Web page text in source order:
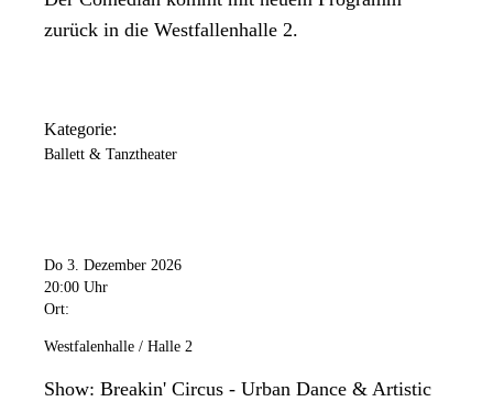
zurück in die Westfallenhalle 2.
Kategorie:
Ballett & Tanztheater
Do 3. Dezember 2026
20:00 Uhr
Ort:
Westfalenhalle / Halle 2
Show: Breakin' Circus - Urban Dance & Artistic